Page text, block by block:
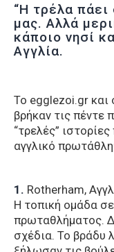
“Η τρέλα πάει
μας. Αλλά
κάποιο νησί
Αγγλία.
Το egglezoi.gr και
βρήκαν τις πέντε
“τρελές”
αγγλικό
1. Rotherham,
Η τοπική ομάδα
πρωταθλήματος.
σχέδια. Το βράδυ